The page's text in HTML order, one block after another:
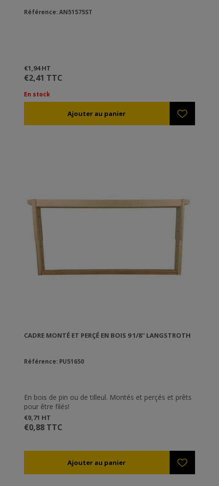
Référence: AN51575ST
€1,94 HT
€2,41 TTC
En stock
CADRE MONTÉ ET PERÇÉ EN BOIS 9 1/8'' LANGSTROTH
Référence: PU51650
En bois de pin ou de tilleul. Montés et perçés et prêts
pour être filés!
€0,71 HT
€0,88 TTC